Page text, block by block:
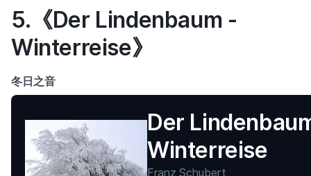
5.《Der Lindenbaum -
Winterreise》
冬日之音
Der
Winterreise
Franz Schubert